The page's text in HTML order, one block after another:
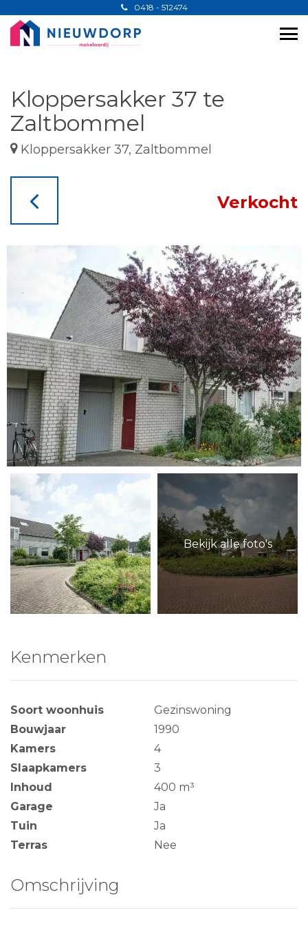
0418 - 512474
Kloppersakker 37 te
Zaltbommel
Kloppersakker 37, Zaltbommel
Verkocht
Bekijk alle foto's
Kenmerken
Soort woonhuis
Gezinswoning
Bouwjaar
1990
Kamers
4
Slaapkamers
3
Inhoud
400 m³
Garage
Ja
Tuin
Ja
Terras
Nee
Omschrijving